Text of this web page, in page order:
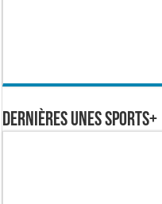
Dernières Unes Sports+